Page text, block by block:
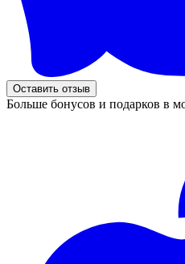
Оставить отзыв
Больше бонусов и подарков в